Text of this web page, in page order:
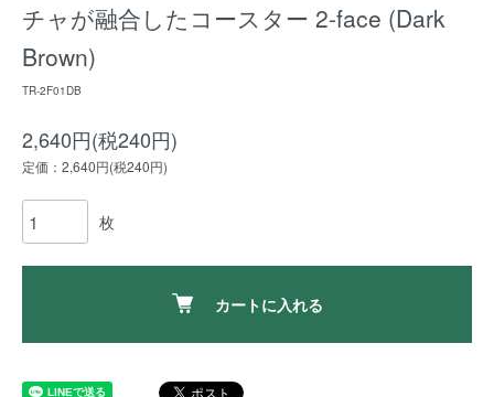
チャが融合したコースター 2-face (Dark
Brown)
TR-2F01DB
2,640円(税240円)
定価：2,640円(税240円)
枚
カートに入れる